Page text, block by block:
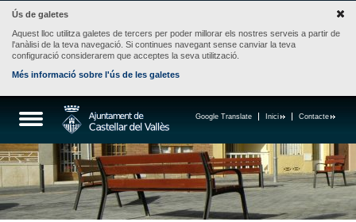
Ús de galetes
Aquest lloc utilitza galetes de tercers per poder millorar els nostres serveis a partir de
l'anàlisi de la teva navegació. Si continues navegant sense canviar la teva
configuració considerarem que acceptes la seva utilització.
Més informació sobre l'ús de les galetes
Contacte
Inici
Google Translate